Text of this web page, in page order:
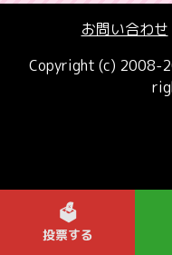
お問い合わせ
Copyright (c) 2008-
🗳️
投票する